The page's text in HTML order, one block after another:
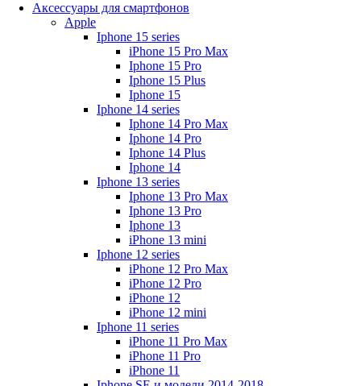
Аксессуары для смартфонов
Apple
Iphone 15 series
iPhone 15 Pro Max
Iphone 15 Pro
Iphone 15 Plus
Iphone 15
Iphone 14 series
Iphone 14 Pro Max
Iphone 14 Pro
Iphone 14 Plus
Iphone 14
Iphone 13 series
Iphone 13 Pro Max
Iphone 13 Pro
Iphone 13
iPhone 13 mini
Iphone 12 series
iPhone 12 Pro Max
iPhone 12 Pro
iPhone 12
iPhone 12 mini
Iphone 11 series
iPhone 11 Pro Max
iPhone 11 Pro
iPhone 11